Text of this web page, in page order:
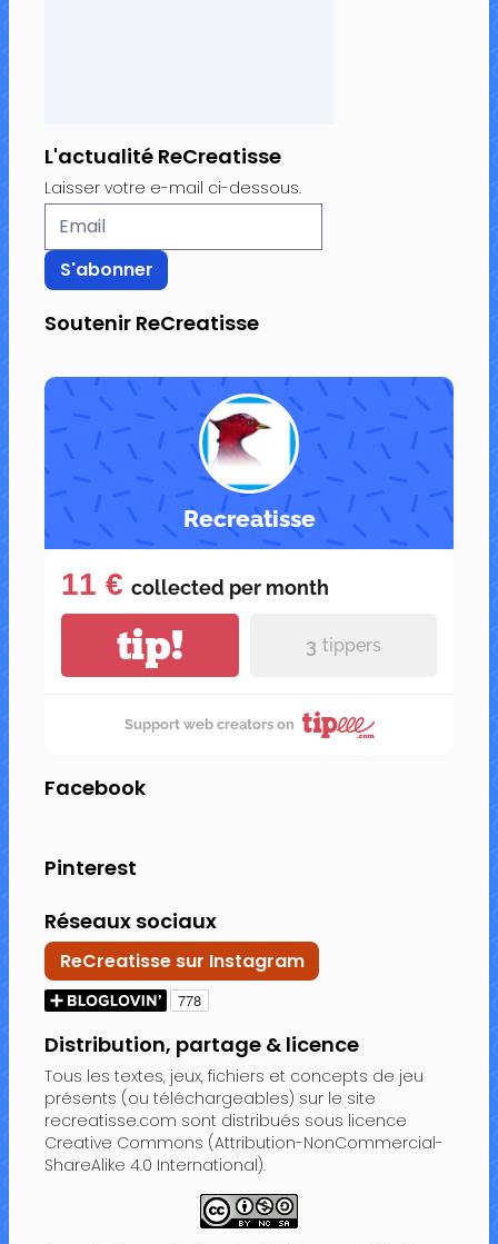
L'actualité ReCreatisse
Laisser votre e-mail ci-dessous.
Soutenir ReCreatisse
Recreatisse
11 € collected per month
tip! 3 tippers
Support web creators on
Facebook
Pinterest
Réseaux sociaux
ReCreatisse sur Instagram
Distribution, partage & licence
Tous les textes, jeux, fichiers et concepts de jeu
présents (ou téléchargeables) sur le site
recreatisse.com sont distribués sous licence
Creative Commons (Attribution-NonCommercial-
ShareAlike 4.0 International).